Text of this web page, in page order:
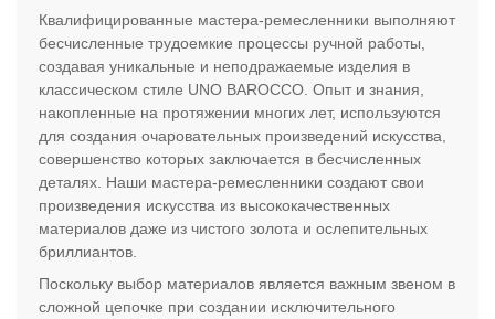
Квалифицированные мастера-ремесленники выполняют
бесчисленные трудоемкие процессы ручной работы,
создавая уникальные и неподражаемые изделия в
классическом стиле UNO BAROCCO. Опыт и знания,
накопленные на протяжении многих лет, используются
для создания очаровательных произведений искусства,
совершенство которых заключается в бесчисленных
деталях. Наши мастера-ремесленники создают свои
произведения искусства из высококачественных
материалов даже из чистого золота и ослепительных
бриллиантов.
Поскольку выбор материалов является важным звеном в
сложной цепочке при создании исключительного